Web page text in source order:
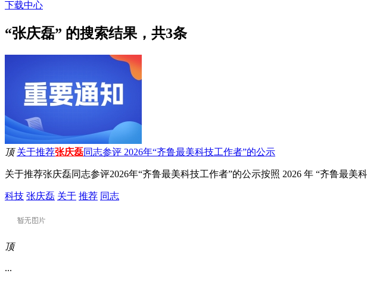
下载中心
“张庆磊” 的搜索结果，共3条
顶 关于推荐张庆磊同志参评 2026年“齐鲁最美科技工作者”的公示
关于推荐张庆磊同志参评2026年“齐鲁最美科技工作者”的公示按照 2026 年 “齐鲁最
科技 张庆磊 关于 推荐 同志
顶
...